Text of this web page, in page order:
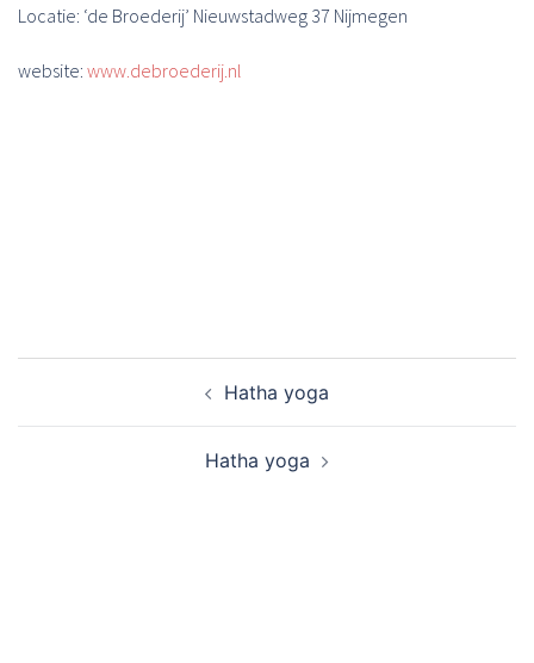
Locatie: ‘de Broederij’ Nieuwstadweg 37 Nijmegen
website: www.debroederij.nl
Hatha yoga
Hatha yoga